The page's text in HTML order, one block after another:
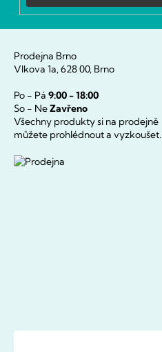
Prodejna Brno
Vlkova 1a, 628 00, Brno
Po - Pá 9:00 - 18:00
So - NeZavřeno
Všechny produkty si na prodejně
můžete prohlédnout a vyzkoušet.